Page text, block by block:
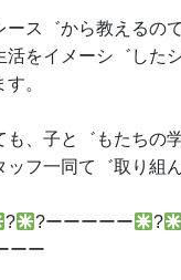
ース゛から教えるの
活をイメーシ゛した
。
も、子と゛もたちの
フ一同て゛取り組
? ?ーーーーー ?
ーー